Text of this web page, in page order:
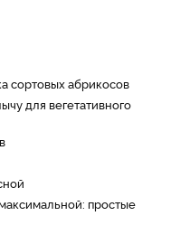
сортовых абрикосов
для вегетативного
простые